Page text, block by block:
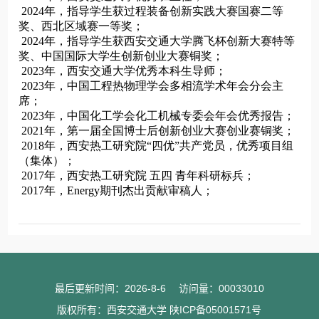
最后更新时间： 2026-8-6 访问量： 00033010
版权所有：西安交通大学 陕ICP备05001571号